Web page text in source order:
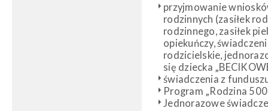
przyjmowanie
rodzinnych (zasiłek
rodzinnego, zasiłek
opiekuńczy,
rodzicielskie,
się dziecka
świadczenia z
Program „Rodzina
Jednorazowe